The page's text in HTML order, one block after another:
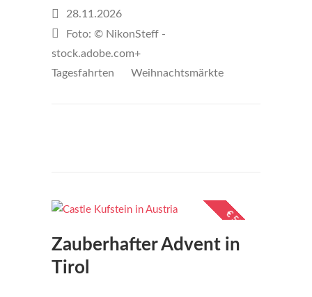
28.11.2026
Foto: © NikonSteff -
stock.adobe.com+
Tagesfahrten
Weihnachtsmärkte
€ 599,-
Zauberhafter Advent in
Tirol